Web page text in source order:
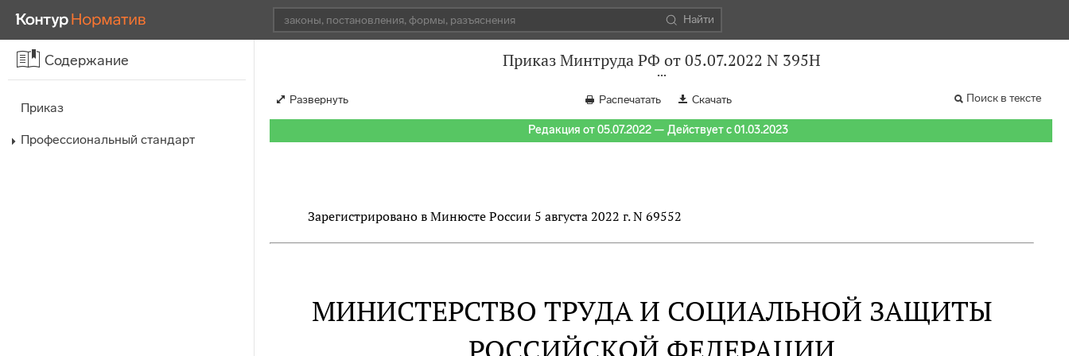
Найти
Содержание
Приказ
Профессиональный стандарт
Приказ Минтруда РФ от 05.07.2022 N 395Н
Развернуть Распечатать Скачать Поиск в тексте
Редакция от 05.07.2022 — Действует с 01.03.2023
Зарегистрировано в Минюсте России 5 августа 2022 г. N 69552
МИНИСТЕРСТВО ТРУДА И СОЦИАЛЬНОЙ ЗАЩИТЫ